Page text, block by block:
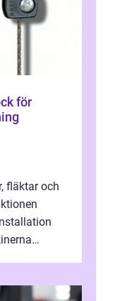
för
fläktar och